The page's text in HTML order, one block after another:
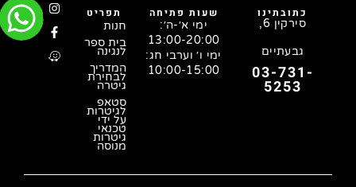
כתובתינו
סירקין 6,
גבעתיים
03-731-
5253
שעות פתיחה
ימי א׳-ה׳:
13:00-20:00
ימי ו׳ וערבי חג:
10:00-15:00
תפריט
חנות
בית ספר
לנגינה
המדריך
לבחירת
גיטרה
סטאפ
לגיטרות
על ידי
טכנאי
גיטרות
מנוסה